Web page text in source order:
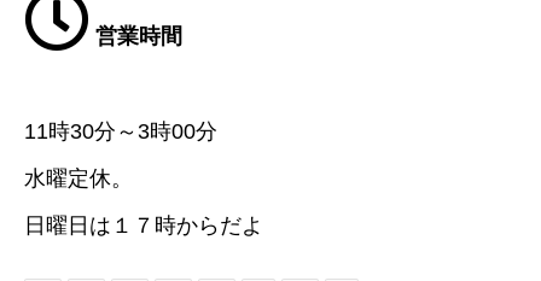
営業時間
11時30分～3時00分
水曜定休。
日曜日は１７時からだよ